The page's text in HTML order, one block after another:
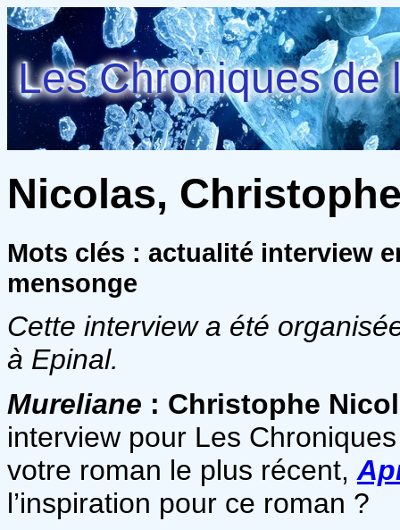
Les Chroniques de
Nicolas,
Mots clés : actualité interview
mensonge
Cette interview a été
à Epinal.
Mureliane : Christophe
interview pour Les
votre roman le plus récent,
l’inspiration pour ce roman ?